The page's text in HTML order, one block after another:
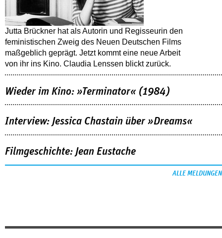
Jutta Brückner hat als Autorin und Regisseurin den
feministischen Zweig des Neuen Deutschen Films
maßgeblich geprägt. Jetzt kommt eine neue Arbeit
von ihr ins Kino. Claudia Lenssen blickt zurück.
Wieder im Kino: »Terminator« (1984)
Interview: Jessica Chastain über »Dreams«
Filmgeschichte: Jean Eustache
ALLE MELDUNGEN